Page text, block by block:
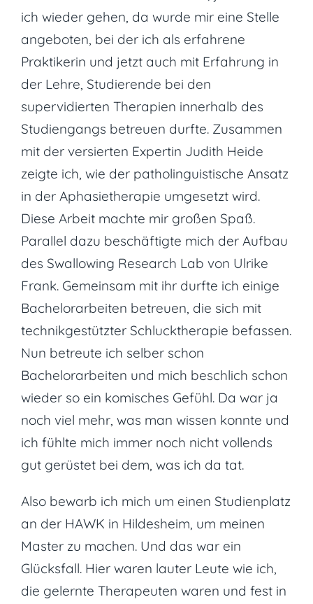
ich wieder gehen, da wurde mir eine Stelle
angeboten, bei der ich als erfahrene
Praktikerin und jetzt auch mit Erfahrung in
der Lehre, Studierende bei den
supervidierten Therapien innerhalb des
Studiengangs betreuen durfte. Zusammen
mit der versierten Expertin Judith Heide
zeigte ich, wie der patholinguistische Ansatz
in der Aphasietherapie umgesetzt wird.
Diese Arbeit machte mir großen Spaß.
Parallel dazu beschäftigte mich der Aufbau
des Swallowing Research Lab von Ulrike
Frank. Gemeinsam mit ihr durfte ich einige
Bachelorarbeiten betreuen, die sich mit
technikgestützter Schlucktherapie befassen.
Nun betreute ich selber schon
Bachelorarbeiten und mich beschlich schon
wieder so ein komisches Gefühl. Da war ja
noch viel mehr, was man wissen konnte und
ich fühlte mich immer noch nicht vollends
gut gerüstet bei dem, was ich da tat.
Also bewarb ich mich um einen Studienplatz
an der HAWK in Hildesheim, um meinen
Master zu machen. Und das war ein
Glücksfall. Hier waren lauter Leute wie ich,
die gelernte Therapeuten waren und fest in